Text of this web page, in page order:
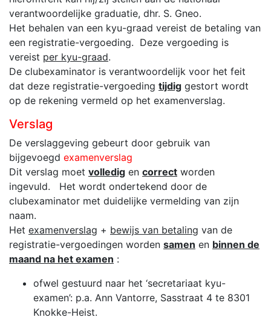
verantwoordelijke graduatie, dhr. S. Gneo.
Het behalen van een kyu-graad vereist de betaling van
een registratie-vergoeding. Deze vergoeding is
vereist per kyu-graad.
De clubexaminator is verantwoordelijk voor het feit
dat deze registratie-vergoeding tijdig gestort wordt
op de rekening vermeld op het examenverslag.
Verslag
De verslaggeving gebeurt door gebruik van
bijgevoegd examenverslag
Dit verslag moet volledig en correct worden
ingevuld. Het wordt ondertekend door de
clubexaminator met duidelijke vermelding van zijn
naam.
Het examenverslag + bewijs van betaling van de
registratie-vergoedingen worden samen en binnen de
maand na het examen :
ofwel gestuurd naar het ‘secretariaat kyu-
examen’: p.a. Ann Vantorre, Sasstraat 4 te 8301
Knokke-Heist.